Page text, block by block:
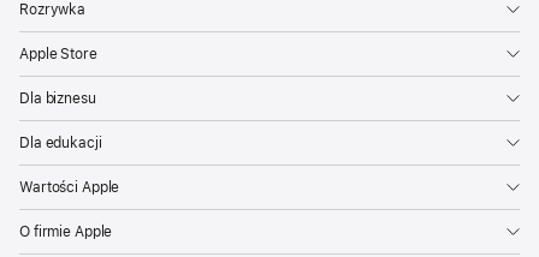
Rozrywka
Apple Store
Dla biznesu
Dla edukacji
Wartości Apple
O firmie Apple